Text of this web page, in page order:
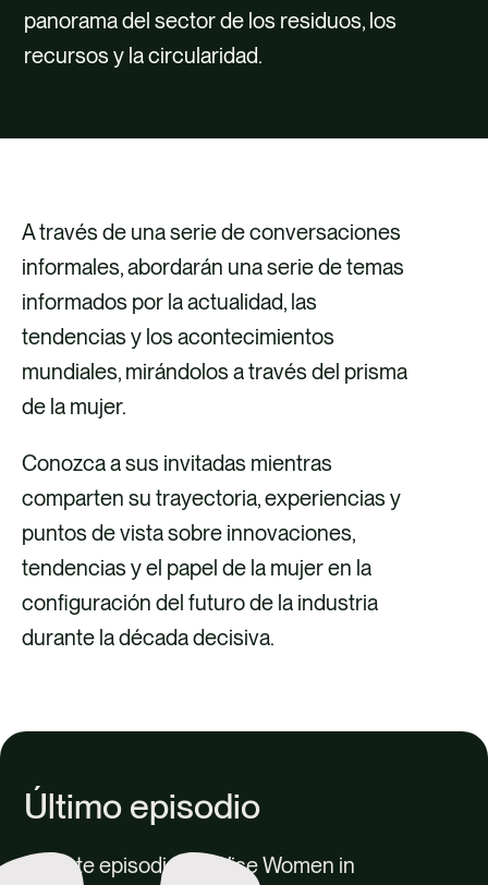
panorama del sector de los residuos, los
recursos y la circularidad.
A través de una serie de conversaciones
informales, abordarán una serie de temas
informados por la actualidad, las
tendencias y los acontecimientos
mundiales, mirándolos a través del prisma
de la mujer.
Conozca a sus invitadas mientras
comparten su trayectoria, experiencias y
puntos de vista sobre innovaciones,
tendencias y el papel de la mujer en la
configuración del futuro de la industria
durante la década decisiva.
Último episodio
En este episodio de Wise Women in